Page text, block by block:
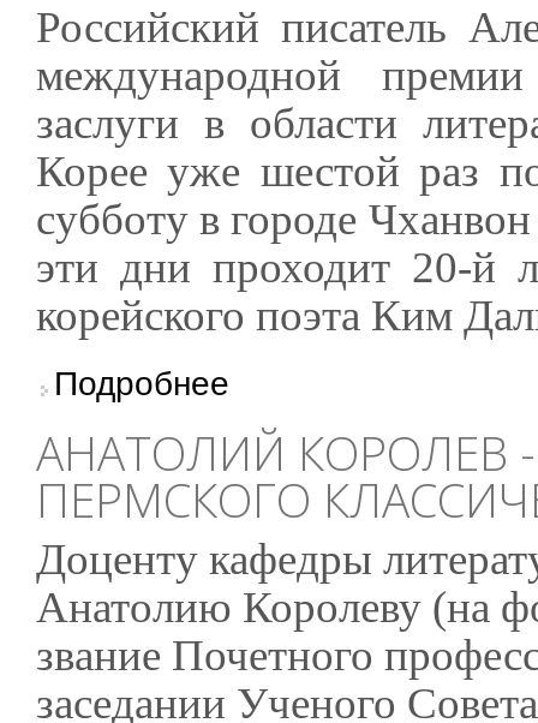
Российский писатель
международной
заслуги в области
Корее уже шестой раз
субботу в городе
эти дни проходит 20-й
корейского поэта Ким
Подробнее
АНАТОЛИЙ КОРОЛЕВ
ПЕРМСКОГО
Доценту кафедры
Анатолию Королеву (на
звание Почетного
заседании Ученого